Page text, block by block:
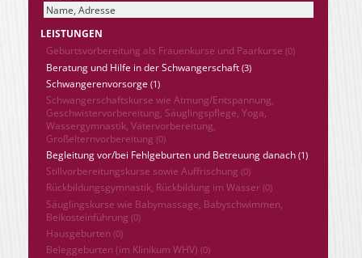
LEISTUNGEN
Geburtsvorbereitung als Frauenkurse und Paarkurse (0)
Beratung und Hilfe in der Schwangerschaft (3)
Schwangerenvorsorge (1)
Schwangerschaftskurse wie Atmung/Entspannung,
Geschwistervorbereitung, Säuglingspflege, Yoga,
Wassergymnastik, Vätervorbereitung,
Großelternvorbereitung (0)
Begleitung vor/bei Fehlgeburten und Betreuung danach (1)
Stillvorbereitungskurse sowie Auffrischung (0)
Rückbildungsgymnastik, Rückbildung im Wasser (0)
Säuglingskurse wie Babymassage, Babyschwimmen,
Beikosteinführung (0)
Hausgeburten (0)
Beleggeburten (im Klinikum WHV) (0)